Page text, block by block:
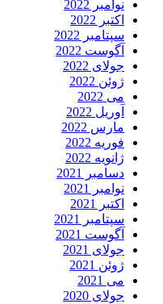
نوامبر 2022
اکتبر 2022
سپتامبر 2022
آگوست 2022
جولای 2022
ژوئن 2022
می 2022
آوریل 2022
مارس 2022
فوریه 2022
ژانویه 2022
دسامبر 2021
نوامبر 2021
اکتبر 2021
سپتامبر 2021
آگوست 2021
جولای 2021
ژوئن 2021
می 2021
جولای 2020